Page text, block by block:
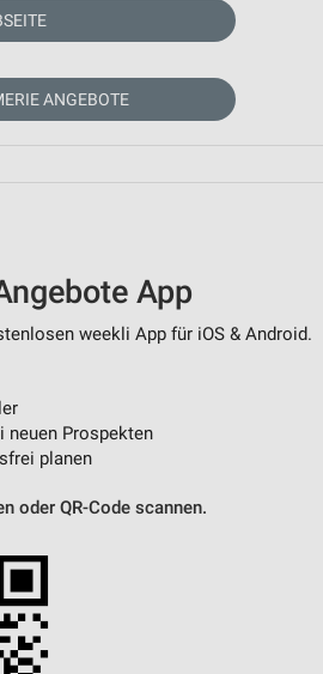
ANGEBOTE
App
weekli App für iOS & Android.
neuen Prospekten
planen
oder QR-Code scannen.